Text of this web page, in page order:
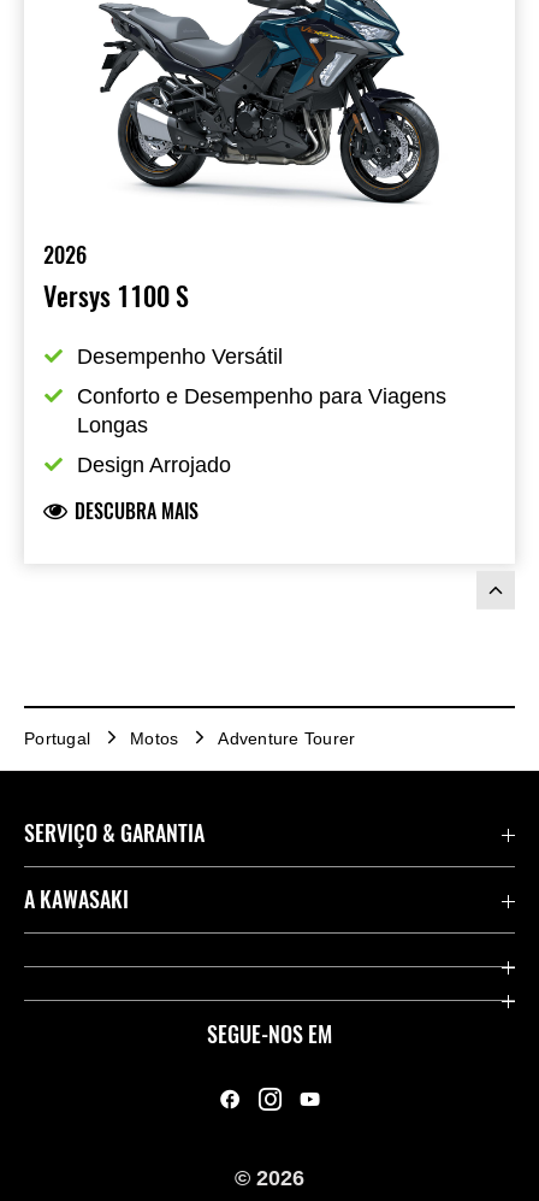
2026
Versys 1100 S
Desempenho Versátil
Conforto e Desempenho para Viagens
Longas
Design Arrojado
DESCUBRA MAIS
Portugal Motos Adventure Tourer
SEGUE-NOS EM
SERVIÇO & GARANTIA
Importações de veículos
Links Úteis
A KAWASAKI
Company
Campanha de Roupas para Motociclistas
© 2026